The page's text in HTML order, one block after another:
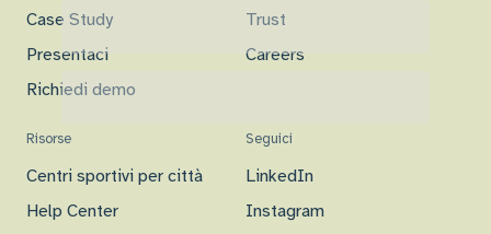
Case Study
Presentaci
Richiedi demo
Trust
Careers
Risorse
Centri sportivi per città
Help Center
Seguici
LinkedIn
Instagram